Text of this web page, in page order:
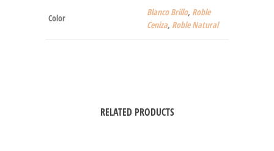
Color
‎Blanco Brillo, Roble
Ceniza, Roble Natural
RELATED PRODUCTS